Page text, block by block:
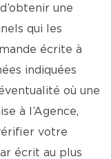
une
qui les
écrite à
indiquées
où une
à l’Agence,
votre
écrit au plus